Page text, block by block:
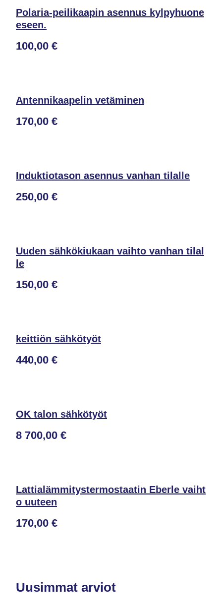
Polaria-peilikaapin asennus kylpyhuone
eseen.
100,00 €
Antennikaapelin vetäminen
170,00 €
Induktiotason asennus vanhan tilalle
250,00 €
Uuden sähkökiukaan vaihto vanhan tilal
le
150,00 €
keittiön sähkötyöt
440,00 €
OK talon sähkötyöt
8 700,00 €
Lattialämmitystermostaatin Eberle vaiht
o uuteen
170,00 €
Uusimmat arviot